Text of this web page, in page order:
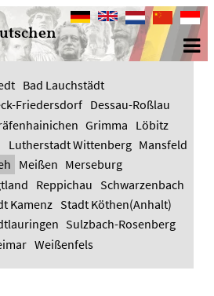
DeutschEnglishNederlands
中
Bahasa
Bad Lauchstädt
Friedersdorf Dessau-Roßlau
Grimma Löbitz
Lutherstadt Wittenberg Mansfeld
Meißen Merseburg
Reppichau Schwarzenbach
Kamenz Stadt Köthen(Anhalt)
Sulzbach-Rosenberg
Weißenfels